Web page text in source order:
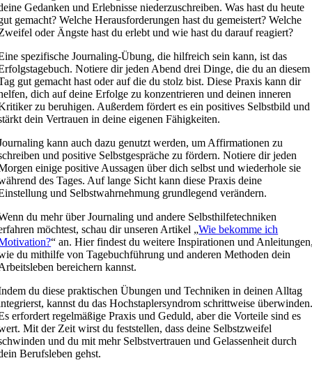
Gedanken und Erlebnisse niederzuschreiben. Was hast du heute
gemacht? Welche Herausforderungen hast du gemeistert? Welche
oder Ängste hast du erlebt und wie hast du darauf reagiert?
spezifische Journaling-Übung, die hilfreich sein kann, ist das
Notiere dir jeden Abend drei Dinge, die du an diesem
gut gemacht hast oder auf die du stolz bist. Diese Praxis kann dir
dich auf deine Erfolge zu konzentrieren und deinen inneren
zu beruhigen. Außerdem fördert es ein positives Selbstbild und
dein Vertrauen in deine eigenen Fähigkeiten.
kann auch dazu genutzt werden, um Affirmationen zu
und positive Selbstgespräche zu fördern. Notiere dir jeden
einige positive Aussagen über dich selbst und wiederhole sie
des Tages. Auf lange Sicht kann diese Praxis deine
und Selbstwahrnehmung grundlegend verändern.
du mehr über Journaling und andere Selbsthilfetechniken
möchtest, schau dir unseren Artikel „Wie bekomme ich
“ an. Hier findest du weitere Inspirationen und
du mithilfe von Tagebuchführung und anderen Methoden dein
bereichern kannst.
du diese praktischen Übungen und Techniken in deinen Alltag
kannst du das Hochstaplersyndrom schrittweise
erfordert regelmäßige Praxis und Geduld, aber die Vorteile sind es
Mit der Zeit wirst du feststellen, dass deine Selbstzweifel
und du mit mehr Selbstvertrauen und Gelassenheit durch
Berufsleben gehst.